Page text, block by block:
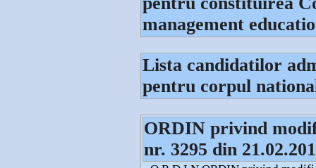
management
Lista candidatilor
pentru corpul
ORDIN privind
nr. 3295 din